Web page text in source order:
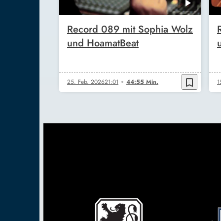
Record 089 mit Sophia Wolz
und HoamatBeat
25. Feb. 202621:01 44:55 Min. bookmark_border